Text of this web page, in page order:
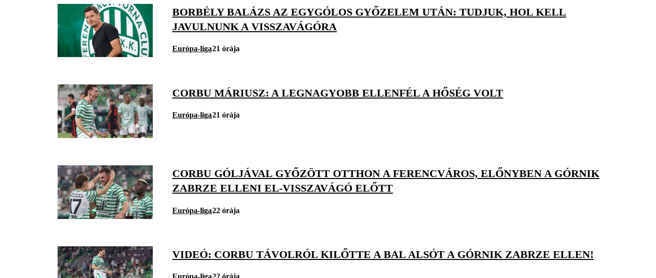
BORBÉLY BALÁZS AZ EGYGÓLOS GYŐZELEM UTÁN: TUDJUK, HOL KELL
JAVULNUNK A VISSZAVÁGÓRA
Európa-liga21 órája
CORBU MÁRIUSZ: A LEGNAGYOBB ELLENFÉL A HŐSÉG VOLT
Európa-liga21 órája
CORBU GÓLJÁVAL GYŐZÖTT OTTHON A FERENCVÁROS, ELŐNYBEN A GÓRNIK
ZABRZE ELLENI EL-VISSZAVÁGÓ ELŐTT
Európa-liga22 órája
VIDEÓ: CORBU TÁVOLRÓL KILŐTTE A BAL ALSÓT A GÓRNIK ZABRZE ELLEN!